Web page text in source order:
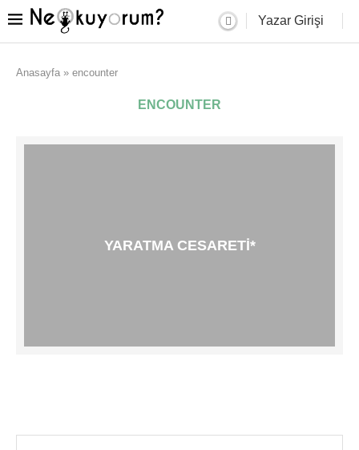
Yazar Girişi
Anasayfa » encounter
ENCOUNTER
YARATMA CESARETI*